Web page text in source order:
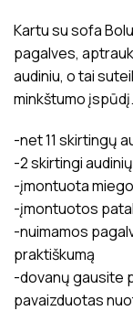
Kartu su sofa
pagalves,
audiniu, o tai
minkštumo įspūdį.
-net 11 skirtingų
-2 skirtingi
-įmontuota
-įmontuotos
-nuimamos
praktiškumą
-dovanų gausite
pavaizduotas